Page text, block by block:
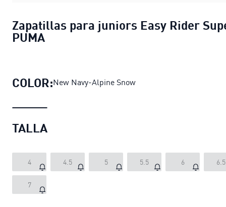
Zapatillas para juniors Easy Rider
PUMA
COLOR:New Navy-Alpine Snow
TALLA
4 4.5 5 5.5 6 6.5
7